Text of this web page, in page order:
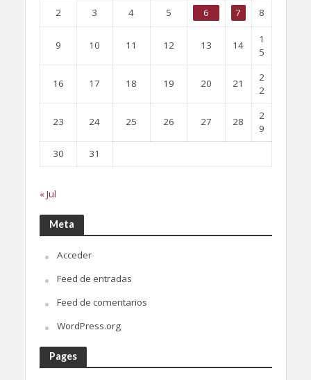
2 3 4 5 6 7 8
9 10 11 12 13 14
1
5
16 17 18 19 20 21
2
2
23 24 25 26 27 28
2
9
30
31
« Jul
Meta
Acceder
Feed de entradas
Feed de comentarios
WordPress.org
Pages